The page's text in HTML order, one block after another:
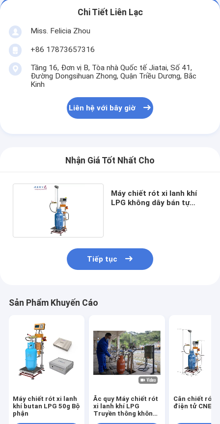
Chi Tiết Liên Lạc
Miss. Felicia Zhou
+86 17873657316
Tầng 16, Đơn vị B, Tòa nhà Quốc tế Jiatai, Số 41,
Đường Dongsihuan Zhong, Quận Triều Dương, Bắc
Kinh
Liên hệ với bây giờ
Nhận Giá Tốt Nhất Cho
Máy chiết rót xi lanh khí
LPG không dây bán tự
Tiếp tục
Sản Phẩm Khuyến Cáo
Máy chiết rót xi lanh
khí butan LPG 50g Bộ
phận
Ắc quy Máy chiết rót
xi lanh khí LPG
Truyền thông không
Cân chiết rót
điện tử CNEX